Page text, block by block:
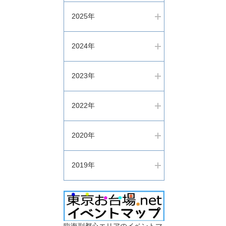
2025年
2024年
2023年
2022年
2020年
2019年